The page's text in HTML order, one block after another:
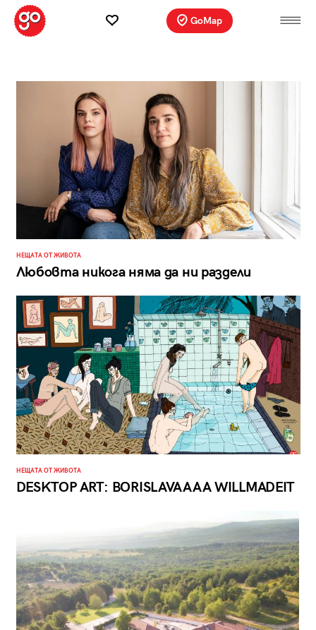
GoMap
НЕЩАТА ОТ ЖИВОТА
Любовта никога няма да ни раздели
НЕЩАТА ОТ ЖИВОТА
DESKTOP ART: BORISLAVAAAA WILLMADEIT